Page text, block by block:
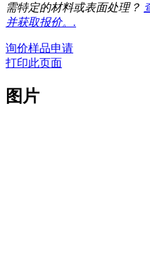
需特定的材料或表面处理？
并获取报价。.
询价样品申请
打印此页面
图片